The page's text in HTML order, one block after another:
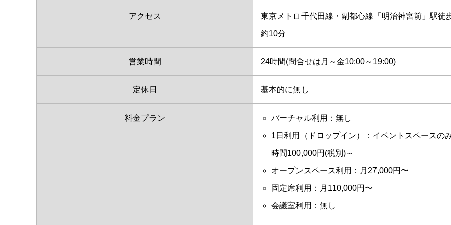
アクセス 東京メトロ千代田線・副都心線「明治神宮前」駅徒
約10分
営業時間 24時間(問合せは月～金10:00～19:00)
定休日 基本的に無し
料金プラン バーチャル利用：無し
1日利用（ドロップイン）：イベントスペースの
時間100,000円(税別)～
オープンスペース利用：月27,000円〜
固定席利用：月110,000円〜
会議室利用：無し